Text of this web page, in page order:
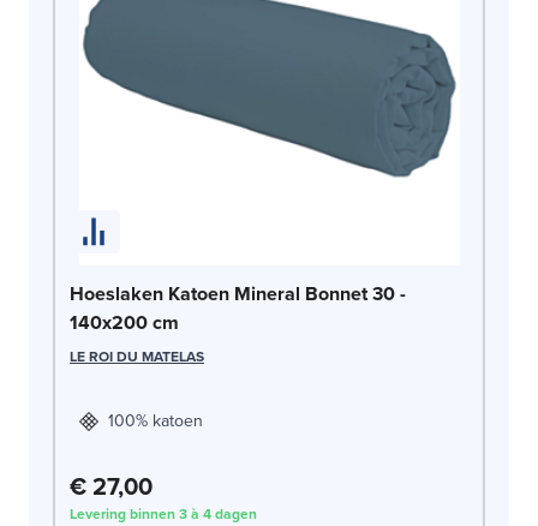
Hoeslaken Katoen Mineral Bonnet 30 -
140x200 cm
LE ROI DU MATELAS
100% katoen
€ 27,00
Levering binnen 3 à 4 dagen